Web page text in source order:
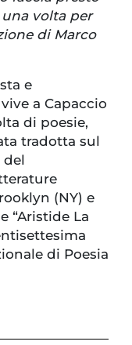
volta per
di Marco
e
a Capaccio
di poesie,
tradotta sul
del
(NY) e
“Aristide La
di Poesia